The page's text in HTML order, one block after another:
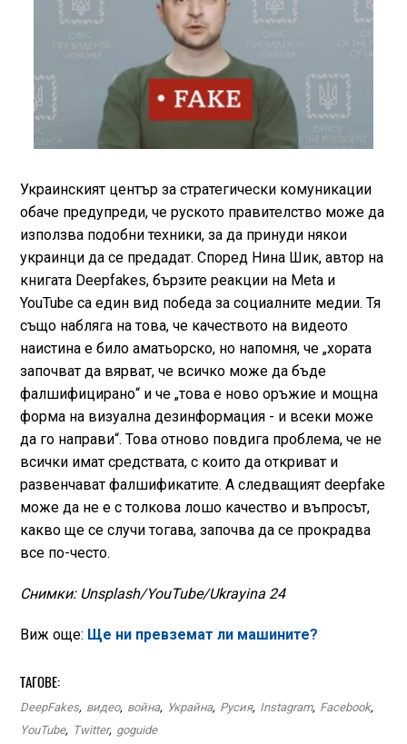
Украинският център за стратегически комуникации
обаче предупреди, че руското правителство може да
използва подобни техники, за да принуди някои
украинци да се предадат. Според Нина Шик, автор на
книгата Deepfakes, бързите реакции на Meta и
YouTube са един вид победа за социалните медии. Тя
също набляга на това, че качеството на видеото
наистина е било аматьорско, но напомня, че „хората
започват да вярват, че всичко може да бъде
фалшифицирано“ и че „това е ново оръжие и мощна
форма на визуална дезинформация - и всеки може
да го направи“. Това отново повдига проблема, че не
всички имат средствата, с които да откриват и
развенчават фалшификатите. А следващият deepfake
може да не е с толкова лошо качество и въпросът,
какво ще се случи тогава, започва да се прокрадва
все по-често.
Снимки: Unsplash/YouTube/Ukrayina 24
Виж още: Ще ни превземат ли машините?
ТАГОВЕ:
DeepFakes, видео, война, Украйна, Русия, Instagram, Facebook,
YouTube, Twitter, goguide